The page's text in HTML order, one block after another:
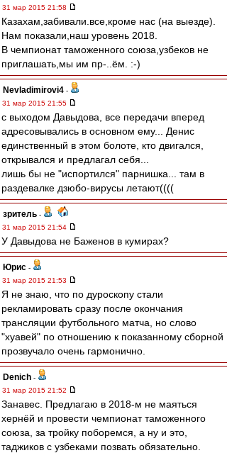
31 мар 2015 21:58
Казахам,забивали.все,кроме нас (на выезде).
Нам показали,наш уровень 2018.
В чемпионат таможенного союза,узбеков не
приглашать,мы им пр-..ём. :-)
Nevladimirovi4 -
31 мар 2015 21:55
с выходом Давыдова, все передачи вперед
адресовывались в основном ему... Денис
единственный в этом болоте, кто двигался,
открывался и предлагал себя...
лишь бы не "испортился" парнишка... там в
раздевалке дзюбо-вирусы летают((((
зpитель -
31 мар 2015 21:54
У Давыдова не Баженов в кумирах?
Юрис -
31 мар 2015 21:53
Я не знаю, что по дуроскопу стали
рекламировать сразу после окончания
трансляции футбольного матча, но слово
"хуавей" по отношению к показанному сборной
прозвучало очень гармонично.
Denich -
31 мар 2015 21:52
Занавес. Предлагаю в 2018-м не маяться
хернёй и провести чемпионат таможенного
союза, за тройку поборемся, а ну и это,
таджиков с узбеками позвать обязательно.